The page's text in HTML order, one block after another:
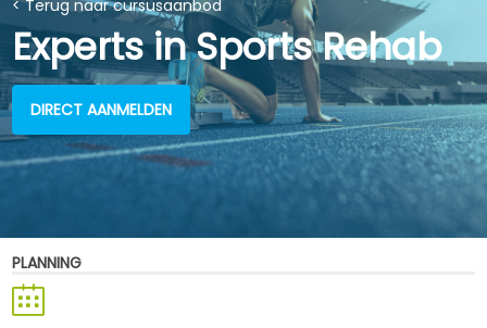
< Terug naar cursusaanbod
Experts in Sports Rehab
DIRECT AANMELDEN
PLANNING